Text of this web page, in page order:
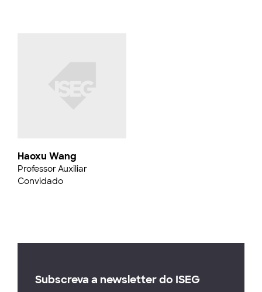
Haoxu Wang
Professor Auxiliar
Convidado
Subscreva a newsletter do ISEG